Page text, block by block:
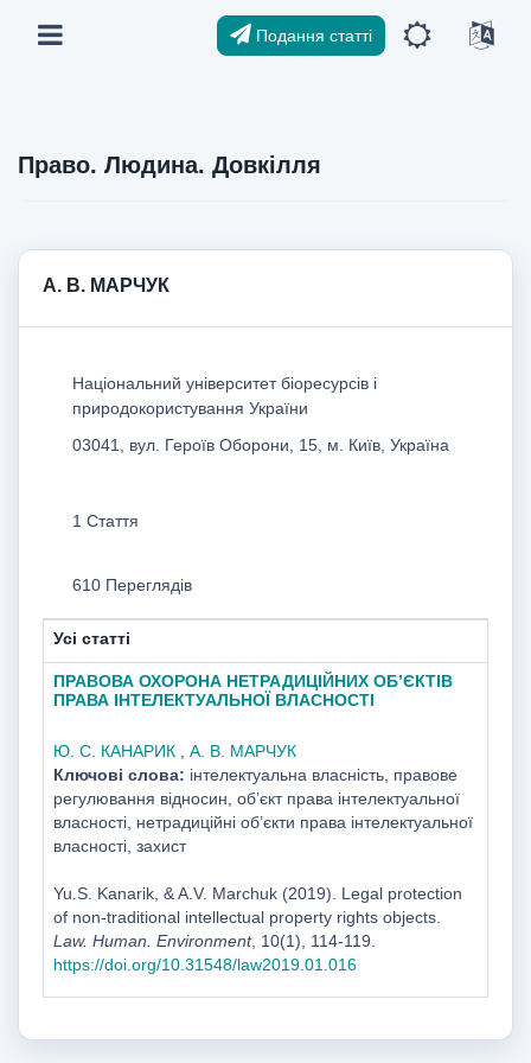
Подання статті
Право. Людина. Довкілля
А. В. МАРЧУК
Національний університет біоресурсів і
природокористування України
03041, вул. Героїв Оборони, 15, м. Київ, Україна
1 Стаття
610 Переглядів
Усі статті
ПРАВОВА ОХОРОНА НЕТРАДИЦІЙНИХ ОБ’ЄКТІВ
ПРАВА ІНТЕЛЕКТУАЛЬНОЇ ВЛАСНОСТІ
Ю. С. КАНАРИК
А. В. МАРЧУК
Ключові слова: інтелектуальна власність, правове
регулювання відносин, об’єкт права інтелектуальної
власності, нетрадиційні об’єкти права інтелектуальної
власності, захист
Yu.S. Kanarik, & A.V. Marchuk (2019). Legal protection
of non-traditional intellectual property rights objects.
Law. Human. Environment, 10(1), 114-119.
https://doi.org/10.31548/law2019.01.016